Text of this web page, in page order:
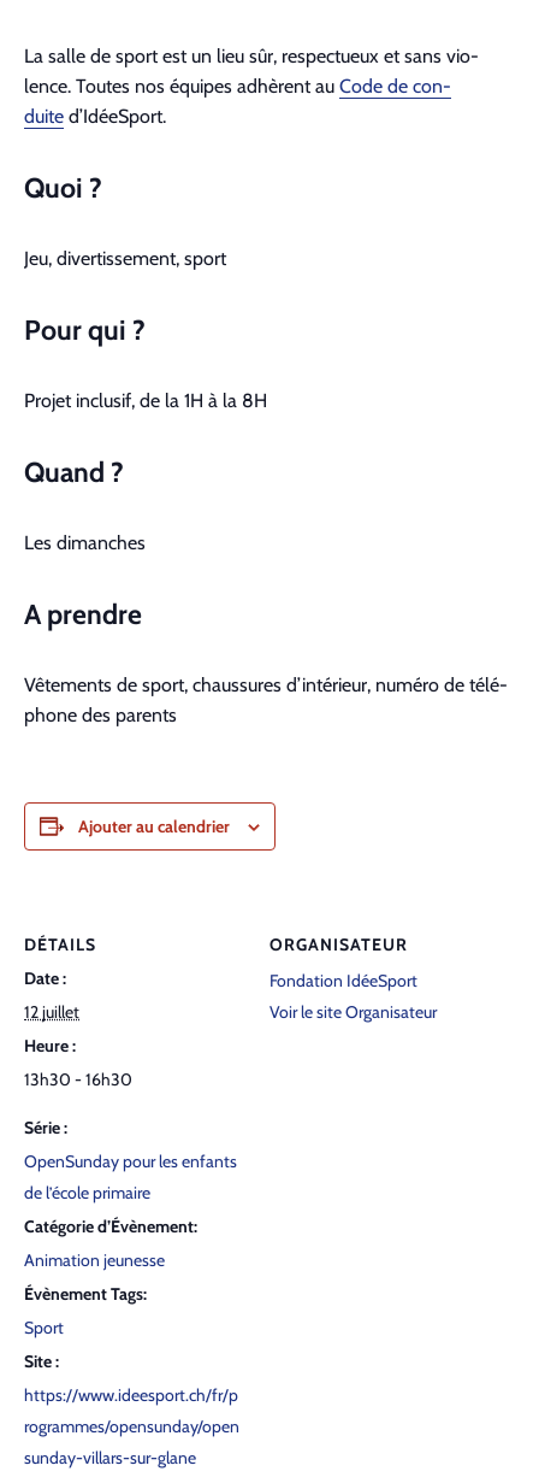
La salle de sport est un lieu sûr, respectueux et sans vio­
lence. Toutes nos équipes adhèrent au Code de con­
duite d’IdéeSport.
Quoi ?
Jeu, diver­tisse­ment, sport
Pour qui ?
Pro­jet inclusif, de la 1H à la 8H
Quand ?
Les dimanch­es
A pren­dre
Vête­ments de sport, chaus­sures d’intérieur, numéro de télé­
phone des par­ents
Ajouter au calendrier
DÉTAILS
Date :
12 juillet
Heure :
13h30 - 16h30
Série :
Open­Sun­day pour les enfants
de l’é­cole pri­maire
Catégorie d’Évènement:
Animation jeunesse
Évènement Tags:
Sport
Site :
https://www.ideesport.ch/fr/p
rogrammes/opensunday/open
sunday-villars-sur-glane
ORGANISATEUR
Fondation IdéeSport
Voir le site Organisateur